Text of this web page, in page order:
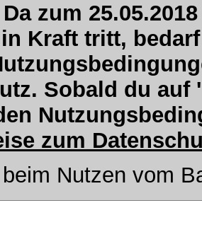
zum
in Kraft tritt,
Sobald du
zum
Nutzen vom